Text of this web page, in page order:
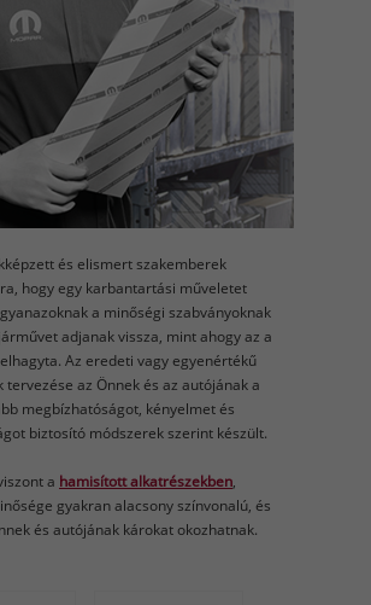
és elismert szakemberek
hogy egy karbantartási műveletet
a minőségi szabványoknak
adjanak vissza, mint ahogy az a
Az eredeti vagy egyenértékű
tervezése az Önnek és az autójának a
megbízhatóságot, kényelmet és
biztosító módszerek szerint készült.
a hamisított alkatrészekben,
gyakran alacsony színvonalú, és
és autójának károkat okozhatnak.